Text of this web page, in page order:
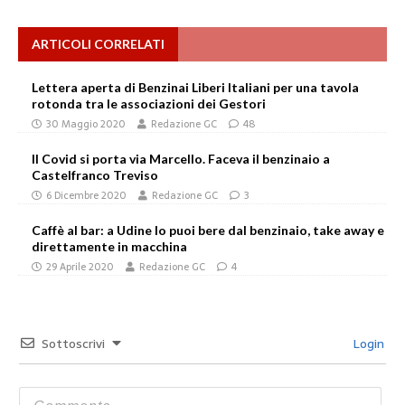
ARTICOLI CORRELATI
Lettera aperta di Benzinai Liberi Italiani per una tavola
rotonda tra le associazioni dei Gestori
30 Maggio 2020 Redazione GC 48
Il Covid si porta via Marcello. Faceva il benzinaio a
Castelfranco Treviso
6 Dicembre 2020 Redazione GC 3
Caffè al bar: a Udine lo puoi bere dal benzinaio, take away e
direttamente in macchina
29 Aprile 2020 Redazione GC 4
Sottoscrivi Login